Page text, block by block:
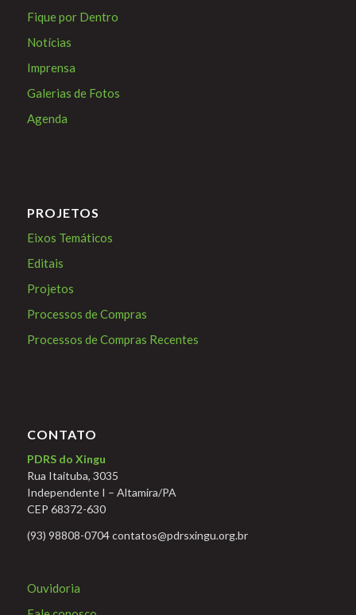
Fique por Dentro
Notícias
Imprensa
Galerias de Fotos
Agenda
PROJETOS
Eixos Temáticos
Editais
Projetos
Processos de Compras
Processos de Compras Recentes
CONTATO
PDRS do Xingu
Rua Itaituba, 3035
Independente I – Altamira/PA
CEP 68372-630
(93) 98808-0704 contatos@pdrsxingu.org.br
Ouvidoria